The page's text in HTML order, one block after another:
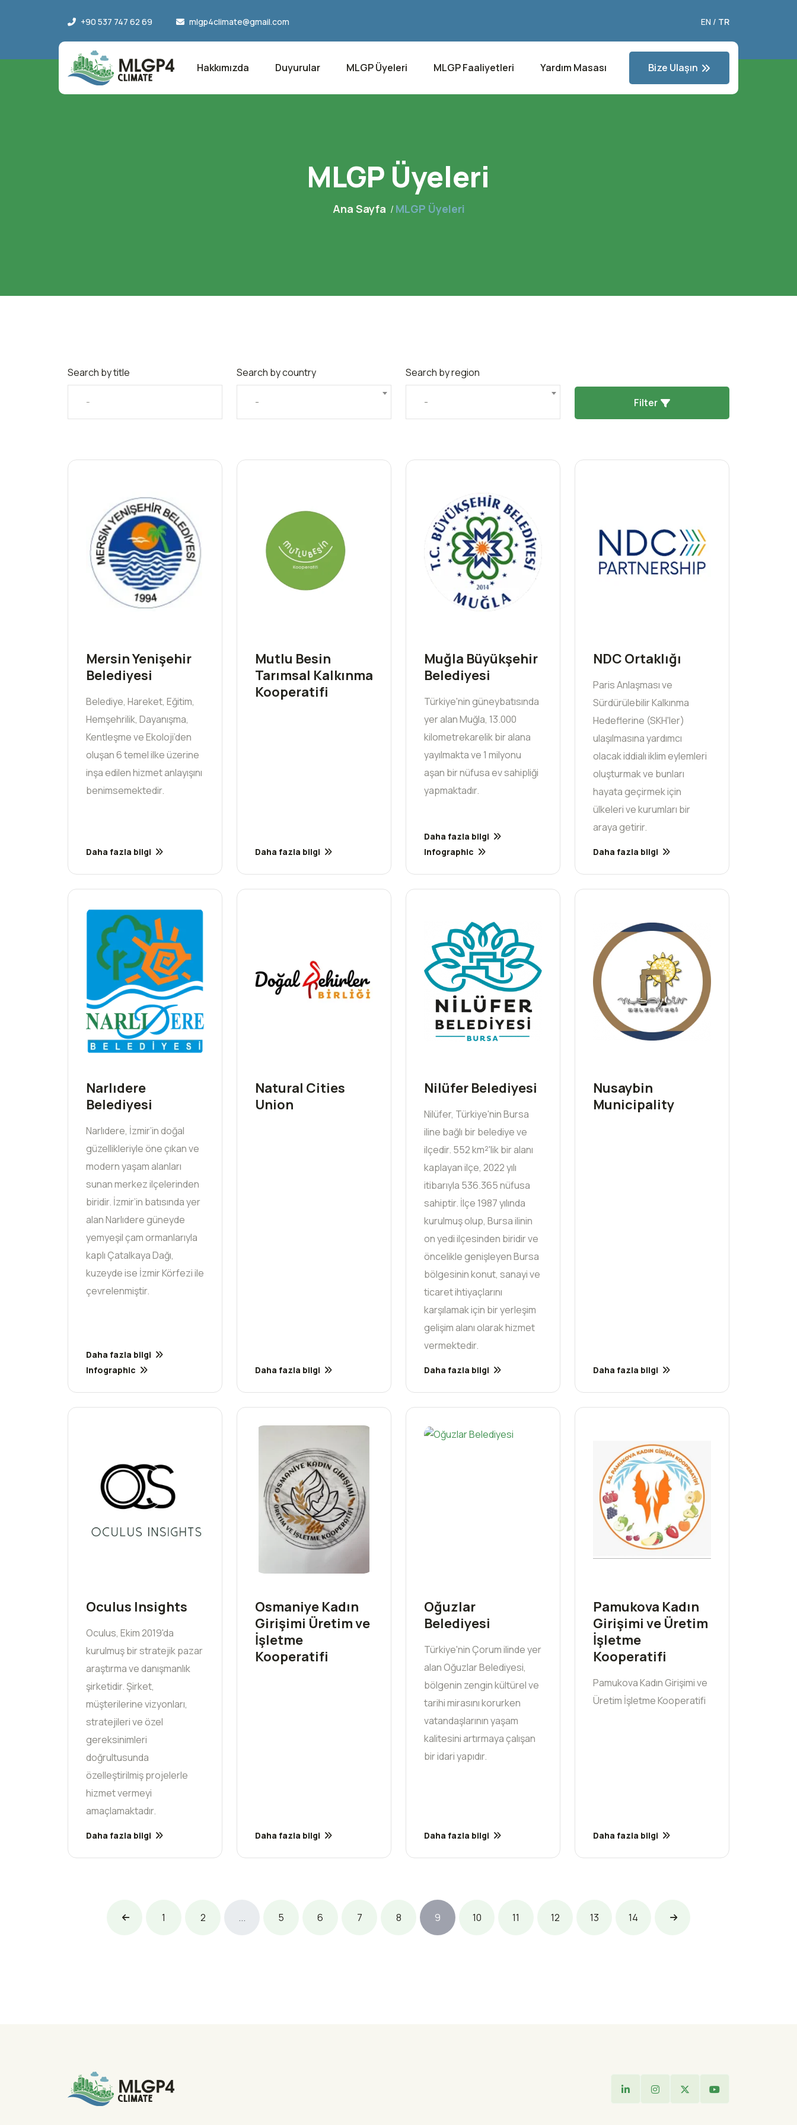
+90 537 747 62 69 mlgp4climate@gmail.com EN / TR
Hakkımızda Duyurular MLGP Üyeleri MLGP Faaliyetleri Yardım Masası Bize Ulaşın
MLGP Üyeleri
Ana Sayfa MLGP Üyeleri
Search by title Search by country
-
Search by region
- Filter
Mersin Yenişehir
Belediyesi
Belediye, Hareket, Eğitim,
Hemşehrilik, Dayanışma,
Kentleşme ve Ekoloji’den
oluşan 6 temel ilke üzerine
inşa edilen hizmet anlayışını
benimsemektedir.
Daha fazla bilgi
Mutlu Besin
Tarımsal Kalkınma
Kooperatifi
Daha fazla bilgi
Muğla Büyükşehir
Belediyesi
Türkiye'nin güneybatısında
yer alan Muğla, 13.000
kilometrekarelik bir alana
yayılmakta ve 1 milyonu
aşan bir nüfusa ev sahipliği
yapmaktadır.
Daha fazla bilgi
Infographic
NDC Ortaklığı
Paris Anlaşması ve
Sürdürülebilir Kalkınma
Hedeflerine (SKH'ler)
ulaşılmasına yardımcı
olacak iddialı iklim eylemleri
oluşturmak ve bunları
hayata geçirmek için
ülkeleri ve kurumları bir
araya getirir.
Daha fazla bilgi
Narlıdere
Belediyesi
Narlıdere, İzmir’in doğal
güzellikleriyle öne çıkan ve
modern yaşam alanları
sunan merkez ilçelerinden
biridir. İzmir’in batısında yer
alan Narlıdere güneyde
yemyeşil çam ormanlarıyla
kaplı Çatalkaya Dağı,
kuzeyde ise İzmir Körfezi ile
çevrelenmiştir.
Daha fazla bilgi
Infographic
Natural Cities
Union
Daha fazla bilgi
Nilüfer Belediyesi
Nilüfer, Türkiye'nin Bursa
iline bağlı bir belediye ve
ilçedir. 552 km²'lik bir alanı
kaplayan ilçe, 2022 yılı
itibarıyla 536.365 nüfusa
sahiptir. İlçe 1987 yılında
kurulmuş olup, Bursa ilinin
on yedi ilçesinden biridir ve
öncelikle genişleyen Bursa
bölgesinin konut, sanayi ve
ticaret ihtiyaçlarını
karşılamak için bir yerleşim
gelişim alanı olarak hizmet
vermektedir.
Daha fazla bilgi
Nusaybin
Municipality
Daha fazla bilgi
Oculus Insights
Oculus, Ekim 2019'da
kurulmuş bir stratejik pazar
araştırma ve danışmanlık
şirketidir. Şirket,
müşterilerine vizyonları,
stratejileri ve özel
gereksinimleri
doğrultusunda
özelleştirilmiş projelerle
hizmet vermeyi
amaçlamaktadır.
Daha fazla bilgi
Osmaniye Kadın
Girişimi Üretim ve
İşletme
Kooperatifi
Daha fazla bilgi
Oğuzlar
Belediyesi
Türkiye'nin Çorum ilinde yer
alan Oğuzlar Belediyesi,
bölgenin zengin kültürel ve
tarihi mirasını korurken
vatandaşlarının yaşam
kalitesini artırmaya çalışan
bir idari yapıdır.
Daha fazla bilgi
Pamukova Kadın
Girişimi ve Üretim
İşletme
Kooperatifi
Pamukova Kadın Girişimi ve
Üretim İşletme Kooperatifi
Daha fazla bilgi
1 2 ... 5 6 7 8 9 10 11 12 13 14